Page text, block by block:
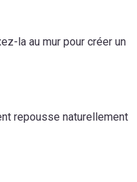
la au mur pour créer un
repousse naturellement